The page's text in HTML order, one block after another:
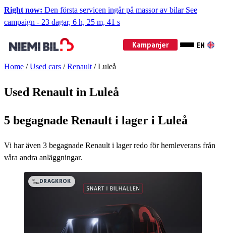
Right now: Den första servicen ingår på massor av bilar See
campaign - 23 dagar, 6 h, 25 m, 40 s
Kampanjer EN
Home / Used cars / Renault / Luleå
Used Renault in Luleå
5 begagnade Renault i lager i Luleå
Vi har även 3 begagnade Renault i lager redo för hemleverans från
våra andra anläggningar.
DRAGKROK